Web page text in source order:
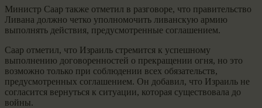
Министр Саар также отметил в разговоре, что правительство
Ливана должно четко уполномочить ливанскую армию
выполнять действия, предусмотренные соглашением.
Саар отметил, что Израиль стремится к успешному
выполнению договоренностей о прекращении огня, но это
возможно только при соблюдении всех обязательств,
предусмотренных соглашением. Он добавил, что Израиль не
согласится вернуться к ситуации, которая существовала до
войны.